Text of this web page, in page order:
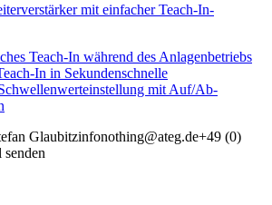
mit einfacher Teach-In-
Teach-In während des Anlagenbetriebs
In in Sekundenschnelle
mit Auf/Ab-
Glaubitzinfonothing@ateg.de+49 (0)